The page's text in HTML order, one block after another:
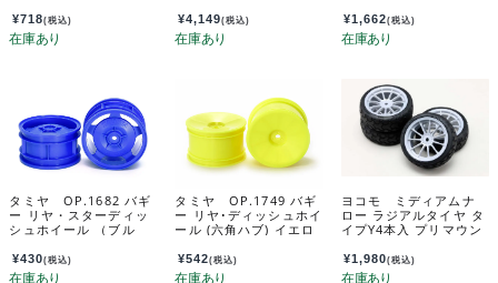
（MEDIUM） TB1000
2
¥718(税込)
ホイール）接着済 D-
MN28PGW
¥4,149(税込)
a
¥1,662(税込)
タミヤ OP.1682 バギ
ー リヤ・スターディッ
シュホイール （ブル
¥430(税込)
タミヤ OP.1749 バギ
ー リヤ･ディッシュホイ
ール (六角ハブ) イエロ
¥542(税込)
ヨコモ ミディアムナ
ロー ラジアルタイヤ タ
イプY4本入 プリマウン
クホイールグレー ZR
-144TPM2
¥1,980(税込)